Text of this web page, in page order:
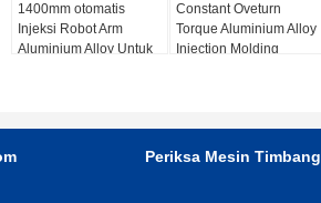
1400mm otomatis
Injeksi Robot Arm
Aluminium Alloy Untuk
Constant Oveturn
Torque Aluminium Alloy
Injection Molding
Periksa Mesin Timbang